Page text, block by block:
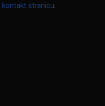
kontakt stranicu